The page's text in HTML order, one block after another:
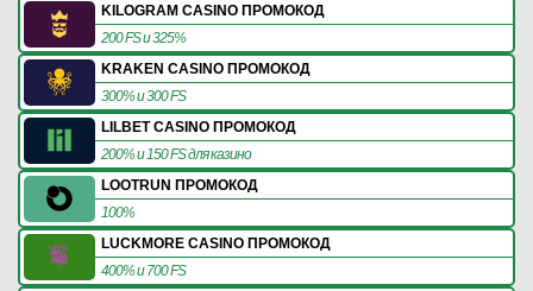
KILOGRAM CASINO ПРОМОКОД
200 FS и 325%
KRAKEN CASINO ПРОМОКОД
300% и 300 FS
LILBET CASINO ПРОМОКОД
200% и 150 FS для казино
LOOTRUN ПРОМОКОД
100%
LUCKMORE CASINO ПРОМОКОД
400% и 700 FS